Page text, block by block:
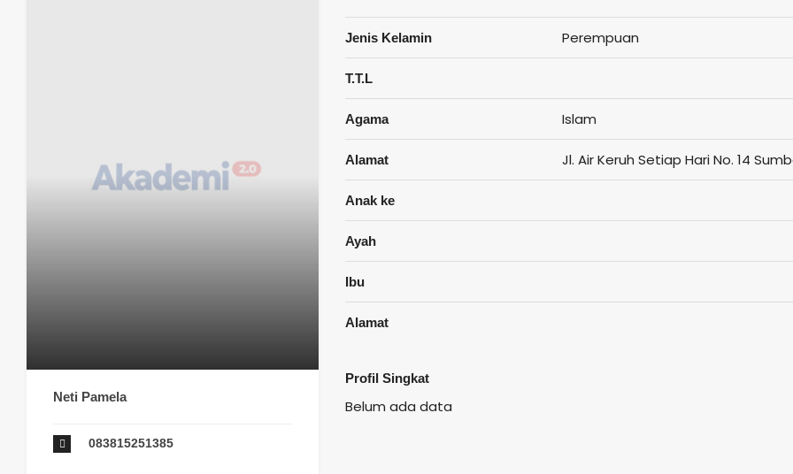
Neti Pamela
083815251385
Jenis Kelamin Perempuan
T.T.L
Agama Islam
Alamat Jl. Air Keruh Setiap Hari No. 14
Anak ke
Ayah
Ibu
Alamat
Profil Singkat
Belum ada data